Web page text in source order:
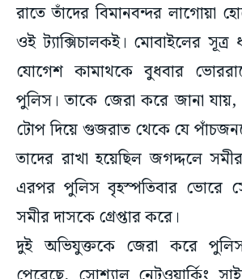
রাতে তাঁদের বিমানবন্দর লাগোয়া
ওই ট্যাক্সিচালকই। মোবাইলের
যোগেশ কামাথকে বুধবার
পুলিস। তাকে জেরা করে জানা যায়,
টোপ দিয়ে গুজরাত থেকে যে
তাদের রাখা হয়েছিল জগদ্দলে
এরপর পুলিস বৃহস্পতিবার ভোরে
সমীর দাসকে গ্রেপ্তার করে।
দুই অভিযুক্তকে জেরা করে